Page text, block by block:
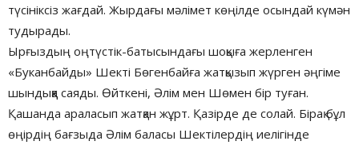
түсініксіз жағдай. Жырдағы мәлімет көңілде осындай күмән
тудырады.
Ырғыздың оңтүстік-батысындағы шоқыға жерленген
«Буканбайды» Шекті Бөгенбайға жатқызып жүрген әңгіме
шындыққа саяды. Өйткені, Әлім мен Шөмен бір туған.
Қашанда араласып жатқан жұрт. Қазірде де солай. Бірақ бұл
өңірдің бағзыда Әлім баласы Шектілердің иелігінде